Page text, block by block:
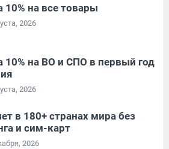
10% на все товары
2026
10% на ВО и СПО в первый год
2026
в 180+ странах мира без
и сим-карт
2026